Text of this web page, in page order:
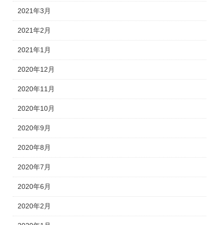
2021年3月
2021年2月
2021年1月
2020年12月
2020年11月
2020年10月
2020年9月
2020年8月
2020年7月
2020年6月
2020年2月